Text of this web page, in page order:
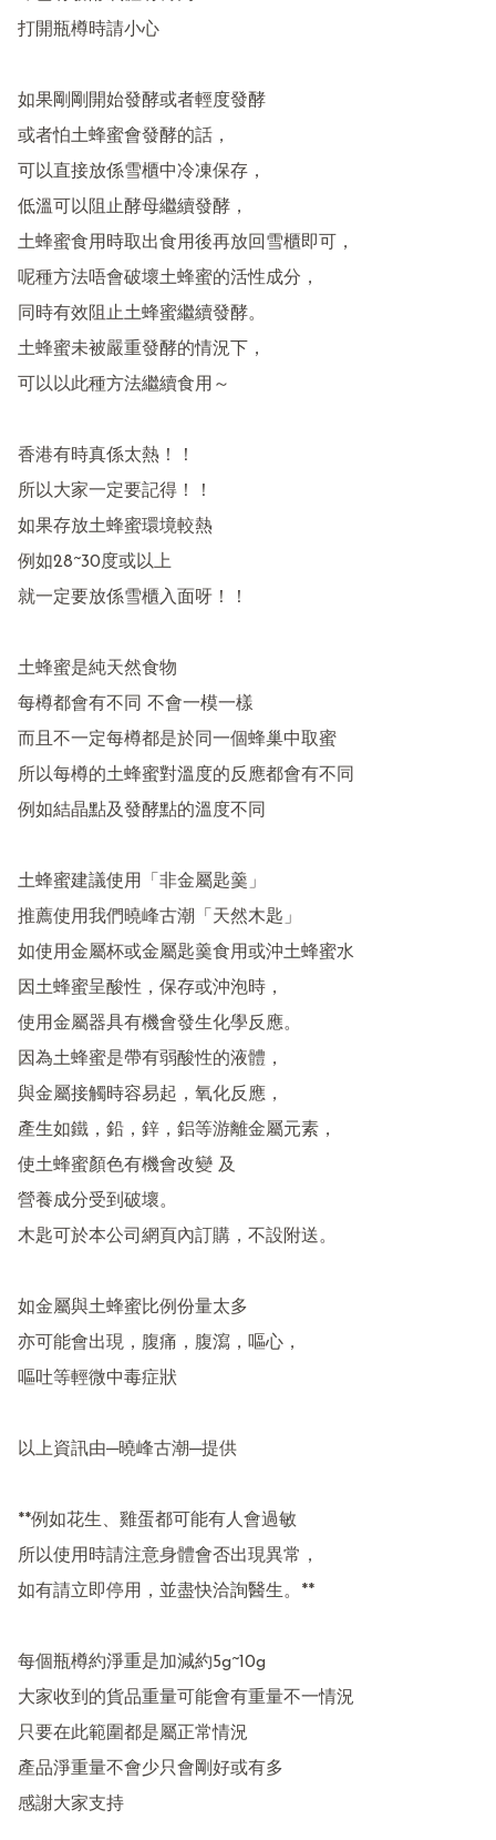
打開瓶樽時請小心
如果剛剛開始發酵或者輕度發酵
或者怕土蜂蜜會發酵的話，
可以直接放係雪櫃中冷凍保存，
低溫可以阻止酵母繼續發酵，
土蜂蜜食用時取出食用後再放回雪櫃即可，
呢種方法唔會破壞土蜂蜜的活性成分，
同時有效阻止土蜂蜜繼續發酵。
土蜂蜜未被嚴重發酵的情況下，
可以以此種方法繼續食用～
香港有時真係太熱！！
所以大家一定要記得！！
如果存放土蜂蜜環境較熱
例如28~30度或以上
就一定要放係雪櫃入面呀！！
土蜂蜜是純天然食物
每樽都會有不同 不會一模一樣
而且不一定每樽都是於同一個蜂巢中取蜜
所以每樽的土蜂蜜對溫度的反應都會有不同
例如結晶點及發酵點的溫度不同
土蜂蜜建議使用「非金屬匙羹」
推薦使用我們曉峰古潮「天然木匙」
如使用金屬杯或金屬匙羹食用或沖土蜂蜜水
因土蜂蜜呈酸性，保存或沖泡時，
使用金屬器具有機會發生化學反應。
因為土蜂蜜是帶有弱酸性的液體，
與金屬接觸時容易起，氧化反應，
產生如鐵，鉛，鋅，鋁等游離金屬元素，
使土蜂蜜顏色有機會改變 及
營養成分受到破壞。
木匙可於本公司網頁內訂購，不設附送。
如金屬與土蜂蜜比例份量太多
亦可能會出現，腹痛，腹瀉，嘔心，
嘔吐等輕微中毒症狀
以上資訊由─曉峰古潮─提供
**例如花生、雞蛋都可能有人會過敏
所以使用時請注意身體會否出現異常，
如有請立即停用，並盡快洽詢醫生。**
每個瓶樽約淨重是加減約5g~10g
大家收到的貨品重量可能會有重量不一情況
只要在此範圍都是屬正常情況
產品淨重量不會少只會剛好或有多
感謝大家支持